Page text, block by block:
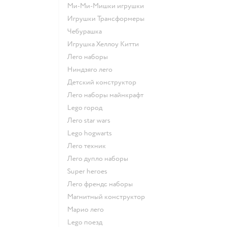
Ми-Ми-Мишки игрушки
Игрушки Трансформеры
Чебурашка
Игрушка Хеллоу Китти
Лего наборы
Ниндзяго лего
Детский конструктор
Лего наборы майнкрафт
Lego город
Лего star wars
Lego hogwarts
Лего техник
Лего дупло наборы
Super heroes
Лего френдс наборы
Магнитный конструктор
Марио лего
Lego поезд